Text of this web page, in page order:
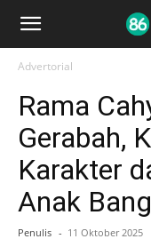
Advertorial
Rama
Gerabah,
Karakter
Anak
Penulis - 11 Oktober 2025